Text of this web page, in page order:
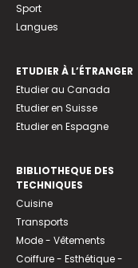
Sport
Langues
ETUDIER À L’ÉTRANGER
Etudier au Canada
Etudier en Suisse
Etudier en Espagne
BIBLIOTHEQUE DES
TECHNIQUES
Cuisine
Transports
Mode - Vêtements
Coiffure - Esthétique -